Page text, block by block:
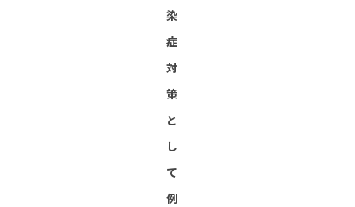
染
症
対
策
と
し
て
例